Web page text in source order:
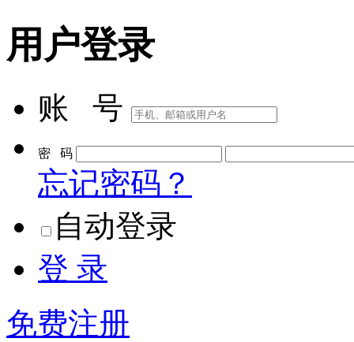
用户登录
账 号
密 码
忘记密码？
自动登录
登 录
免费注册